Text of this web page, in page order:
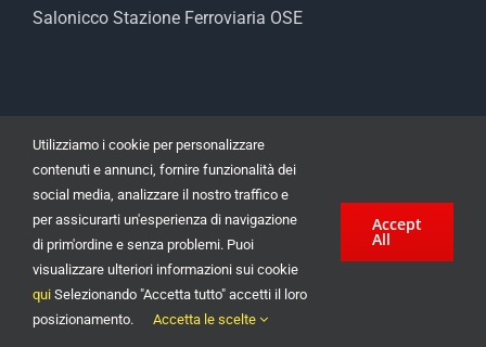
Salonicco Stazione Ferroviaria OSE
Noleggio auto a Salonicco Angelaki 15 | Noleggio auto economico a
Salonicco Centro
Minivan 7 posti e 9 posti | SUV | 4x4 | Jeep | Station Wagon | © 2022 |
Powered bysite-eshop.gr
Utilizziamo i cookie per personalizzare
contenuti e annunci, fornire funzionalità dei
social media, analizzare il nostro traffico e
per assicurarti un'esperienza di navigazione
di prim'ordine e senza problemi. Puoi
visualizzare ulteriori informazioni sui cookie
qui Selezionando "Accetta tutto" accetti il ​​loro
posizionamento.
Accetta le scelte
Accept
All